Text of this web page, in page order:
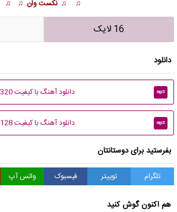
♫ ♫ نکست وان ♫ ♫
16 لایک
دانلود
mp3 دانلود آهنگ با کیفیت 320
mp3 دانلود آهنگ با کیفیت 128
بفرستید برای دوستانتان
تلگرام توییتر فیسبوک واتس آپ
هم اکنون گوش کنید